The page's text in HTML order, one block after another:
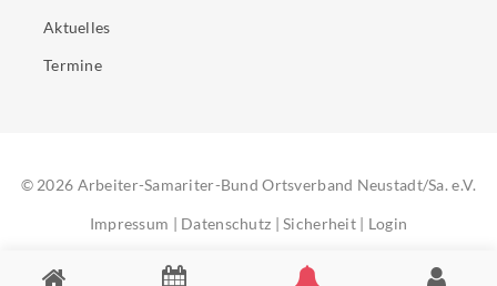
Aktuelles
Termine
© 2026 Arbeiter-Samariter-Bund Ortsverband Neustadt/Sa. e.V.
Impressum | Datenschutz | Sicherheit | Login